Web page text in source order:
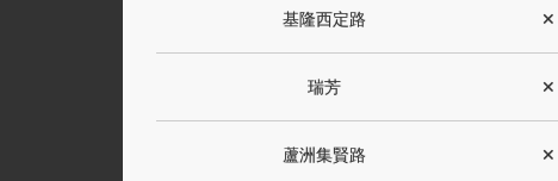
基隆西定路 ✕
瑞芳 ✕
蘆洲集賢路 ✕